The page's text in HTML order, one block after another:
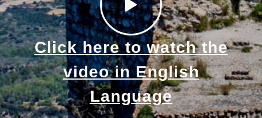
Click here to watch the
video in English
Language